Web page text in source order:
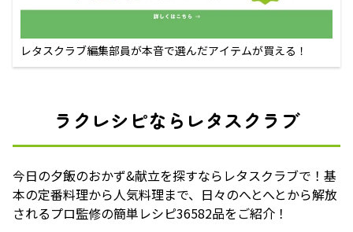
レタスクラブ編集部員が本音で選んだアイテムが買える！
ラクレシピならレタスクラブ
今日の夕飯のおかず&献立を探すならレタスクラブで！基
本の定番料理から人気料理まで、日々のへとへとから解放
されるプロ監修の簡単レシピ36582品をご紹介！